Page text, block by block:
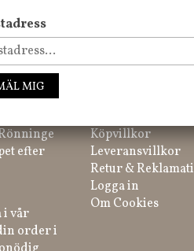
inte våra nyheter, kampanjer och
på
efter
i vår
order i
Köpvillkor
Leveransvillkor
Retur &
Logga in
Om Cookies
MIG